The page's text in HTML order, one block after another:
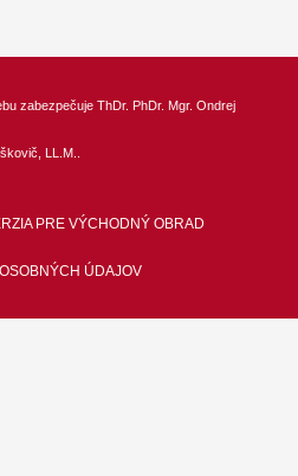
zabezpečuje ThDr. PhDr. Mgr. Ondrej
LL.M.
PRE VÝCHODNÝ OBRAD
ÚDAJOV